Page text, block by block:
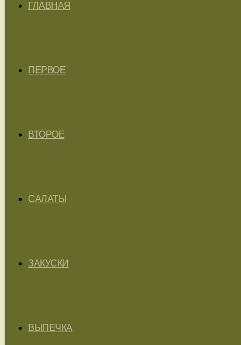
ГЛАВНАЯ
ПЕРВОЕ
ВТОРОЕ
САЛАТЫ
ЗАКУСКИ
ВЫПЕЧКА